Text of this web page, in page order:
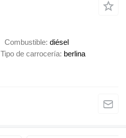
Combustible diésel
Tipo de carrocería berlina